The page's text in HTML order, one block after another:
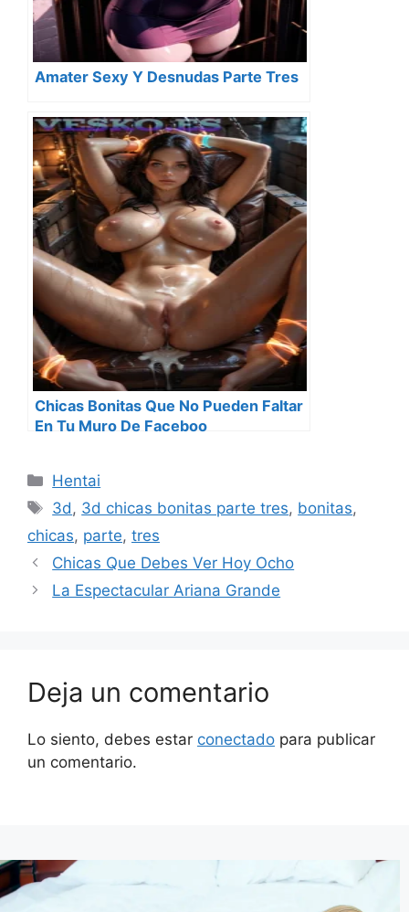
Amater Sexy Y Desnudas Parte Tres
Chicas Bonitas Que No Pueden Faltar
En Tu Muro De Faceboo
Categorías
Hentai
Etiquetas
3d, 3d chicas bonitas parte tres, bonitas,
chicas, parte, tres
Chicas Que Debes Ver Hoy Ocho
La Espectacular Ariana Grande
Deja un comentario
Lo siento, debes estar conectado para publicar
un comentario.